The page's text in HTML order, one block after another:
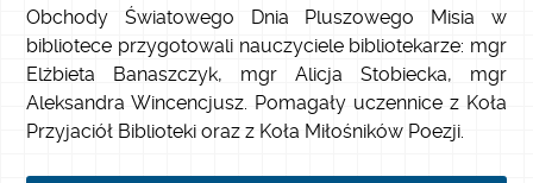
Obchody Światowego Dnia Pluszowego Misia w
bibliotece przygotowali nauczyciele bibliotekarze: mgr
Elżbieta Banaszczyk, mgr Alicja Stobiecka, mgr
Aleksandra Wincencjusz. Pomagały uczennice z Koła
Przyjaciół Biblioteki oraz z Koła Miłośników Poezji.